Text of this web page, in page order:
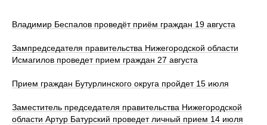
Владимир Беспалов проведёт приём граждан 19 августа
Зампредседателя правительства Нижегородской области
Исмагилов проведет прием граждан 27 августа
Прием граждан Бутурлинского округа пройдет 15 июля
Заместитель председателя правительства Нижегородской
области Артур Батурский проведет личный прием 14 июля